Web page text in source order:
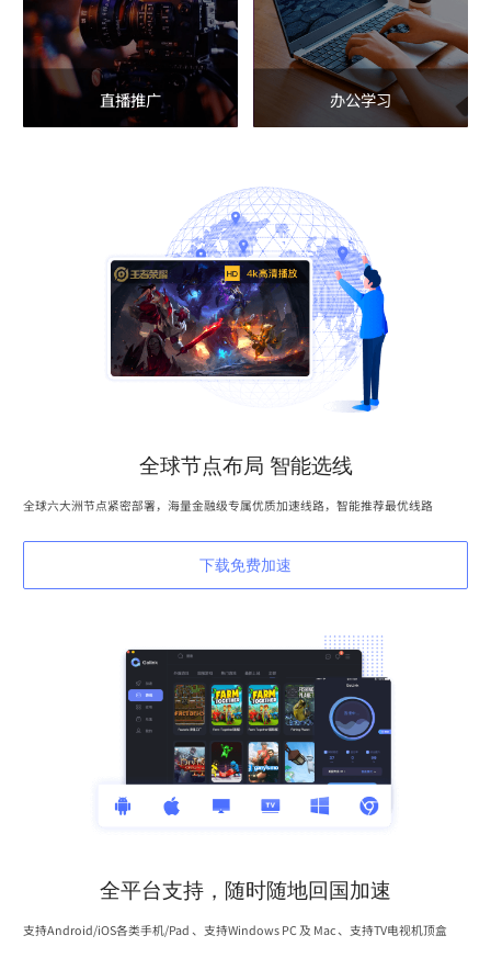
直播推广 办公学习
全球节点布局 智能选线
全球六大洲节点紧密部署，海量金融级专属优质加速线路，智能推荐最优线路
下载免费加速
全平台支持，随时随地回国加速
支持Android/iOS各类手机/Pad 、支持Windows PC 及 Mac 、支持TV电视机顶盒